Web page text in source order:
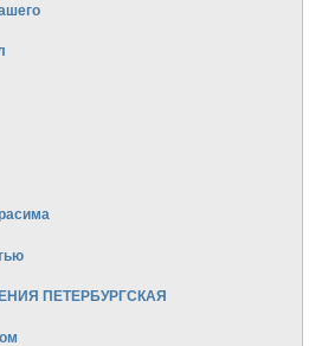
ПЕТЕРБУРГСКАЯ